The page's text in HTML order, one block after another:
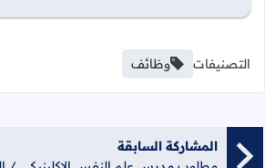
التصنيفات وظائف
المشاركة السابقة